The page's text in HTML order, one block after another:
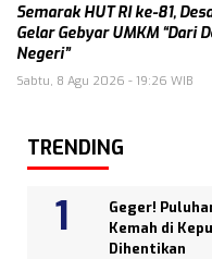
Semarak HUT RI ke-81,
Gelar Gebyar UMKM “Dari
Negeri”
Sabtu, 8 Agu 2026 - 19:26 WIB
TRENDING
Geger!
Kemah di
Dihentikan